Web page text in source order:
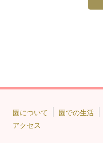
園について 園での生活
アクセス